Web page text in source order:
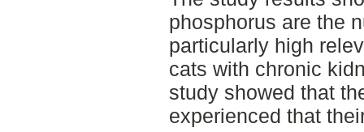
phosphorus are the
particularly high
cats with chronic
study showed that
experienced that